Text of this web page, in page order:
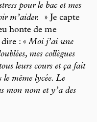
pour le bac et mes
m’aider.
» Je capte
honte de me
dire : «Moi j’ai une
mes collègues
leurs cours et ça fait
le même lycée. Le
mon nom et y’a des